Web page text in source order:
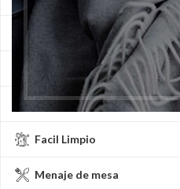
Celulosas
Facil Limpio
Menaje de mesa